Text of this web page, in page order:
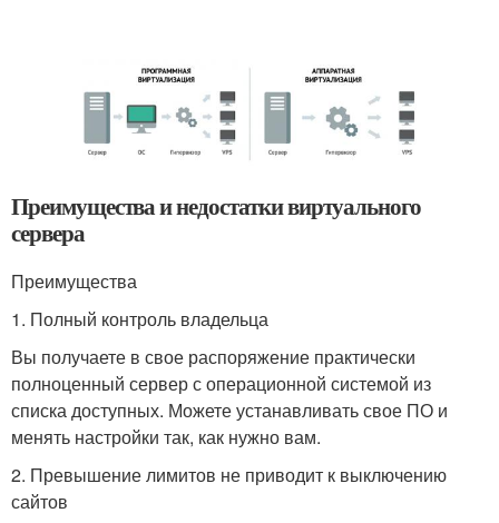
Преимущества и недостатки виртуального
сервера
Преимущества
1. Полный контроль владельца
Вы получаете в свое распоряжение практически
полноценный сервер с операционной системой из
списка доступных. Можете устанавливать свое ПО и
менять настройки так, как нужно вам.
2. Превышение лимитов не приводит к выключению
сайтов